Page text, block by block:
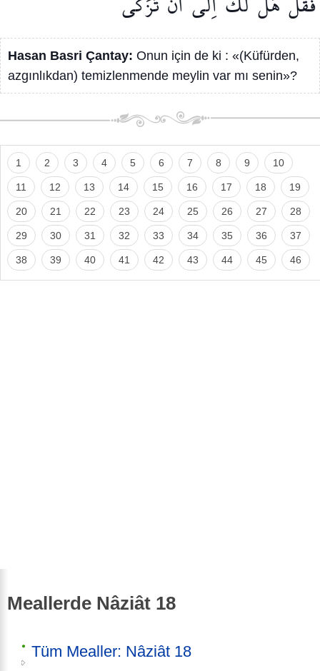
Hasan Basri Çantay: Onun için de ki : «(Küfürden,
azgınlıkdan) temizlenmende meylin var mı senin»?
1 2 3 4 5 6 7 8 9 10
11 12 13 14 15 16 17 18 19
20 21 22 23 24 25 26 27 28
29 30 31 32 33 34 35 36 37
38 39 40 41 42 43 44 45 46
Meallerde Nâziât 18
Tüm Mealler: Nâziât 18